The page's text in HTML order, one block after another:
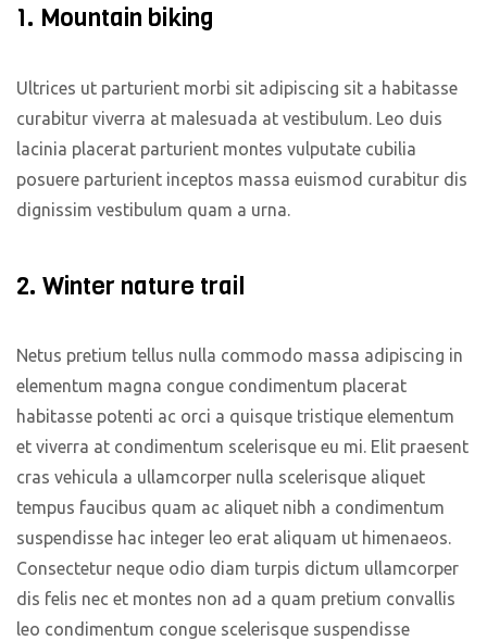
1. Mountain biking
Ultrices ut parturient morbi sit adipiscing sit a habitasse
curabitur viverra at malesuada at vestibulum. Leo duis
lacinia placerat parturient montes vulputate cubilia
posuere parturient inceptos massa euismod curabitur dis
dignissim vestibulum quam a urna.
2. Winter nature trail
Netus pretium tellus nulla commodo massa adipiscing in
elementum magna congue condimentum placerat
habitasse potenti ac orci a quisque tristique elementum
et viverra at condimentum scelerisque eu mi. Elit praesent
cras vehicula a ullamcorper nulla scelerisque aliquet
tempus faucibus quam ac aliquet nibh a condimentum
suspendisse hac integer leo erat aliquam ut himenaeos.
Consectetur neque odio diam turpis dictum ullamcorper
dis felis nec et montes non ad a quam pretium convallis
leo condimentum congue scelerisque suspendisse